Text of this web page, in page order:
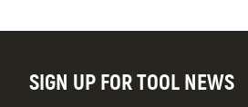
SIGN UP FOR TOOL NEWS